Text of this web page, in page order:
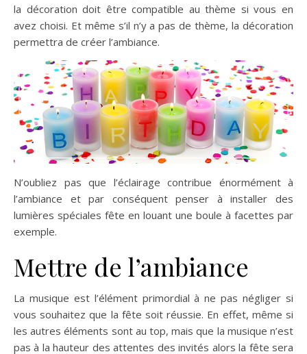
la décoration doit être compatible au thème si vous en
avez choisi. Et même s’il n’y a pas de thème, la décoration
permettra de créer l’ambiance.
N’oubliez pas que l’éclairage contribue énormément à
l’ambiance et par conséquent penser à installer des
lumières spéciales fête en louant une boule à facettes par
exemple.
Mettre de l’ambiance
La musique est l’élément primordial à ne pas négliger si
vous souhaitez que la fête soit réussie. En effet, même si
les autres éléments sont au top, mais que la musique n’est
pas à la hauteur des attentes des invités alors la fête sera